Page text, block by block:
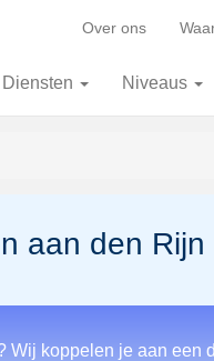
Over ons
Diensten Niveaus
aan den Rijn
Wij koppelen je aan een